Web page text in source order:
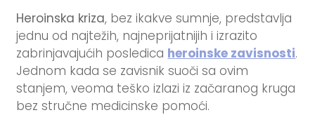
Heroinska kriza, bez ikakve sumnje, predstavlja
jednu od najtežih, najneprijatnijih i izrazito
zabrinjavajućih posledica heroinske zavisnosti.
Jednom kada se zavisnik suoči sa ovim
stanjem, veoma teško izlazi iz začaranog kruga
bez stručne medicinske pomoći.